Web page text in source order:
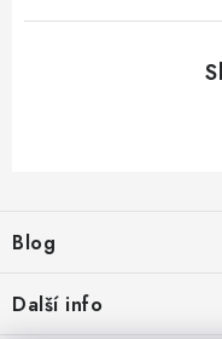
p
a
t
Blog
Tak které? Runner nebo
Další info